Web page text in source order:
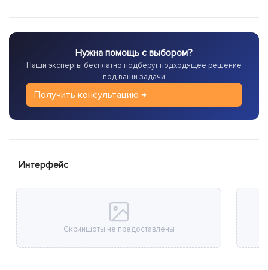
Нужна помощь с выбором?
Наши эксперты бесплатно подберут подходящее решение
под ваши задачи
Получить консультацию →
Интерфейс
Скриншоты не предоставлены